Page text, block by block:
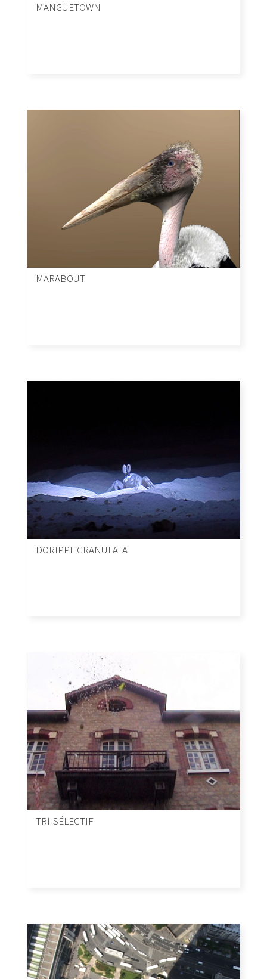
MANGUETOWN
MARABOUT
DORIPPE GRANULATA
TRI-SÉLECTIF